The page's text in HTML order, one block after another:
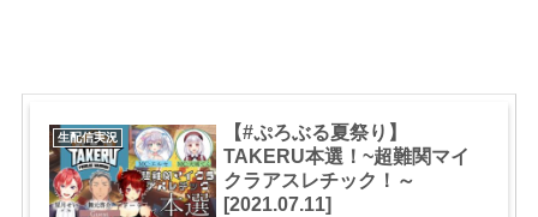
生配信実況
【#ぷろぶる夏祭り】
TAKERU本選！~超難関マイ
クラアスレチック！～
[2021.07.11]